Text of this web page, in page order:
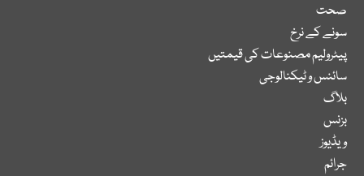
صحت
سونے کے نرخ
پیٹرولیم مصنوعات کی قیمتیں
سائنس و ٹیکنالوجی
بلاگ
بزنس
ویڈیوز
جرائم